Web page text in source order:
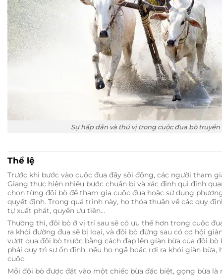
Sự hấp dẫn và thú vị trong cuộc đua bò
Thể lệ
Trước khi bước vào cuộc đua đầy sôi động, các người tham
Giang thực hiện nhiều bước chuẩn bị và xác định qui định
chọn từng đôi bò để tham gia cuộc đua hoặc sử dụng
quyết định. Trong quá trình này, họ thỏa thuận về các quy
tự xuất phát, quyền ưu tiên…
Thường thì, đôi bò ở vị trí sau sẽ có ưu thế hơn trong cuộc
ra khỏi đường đua sẽ bị loại, và đôi bò đứng sau có cơ hội
vượt qua đôi bò trước bằng cách đạp lên giàn bừa của đôi bò
phải duy trì sự ổn định, nếu họ ngã hoặc rơi ra khỏi giàn bừa,
cuộc.
Mỗi đôi bò được đặt vào một chiếc bừa đặc biệt, gọng bừa